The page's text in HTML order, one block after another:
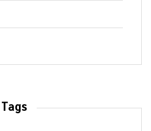
Tags